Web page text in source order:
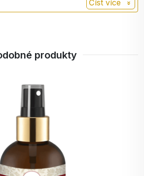
proti oxidačnímu stresu.
organická kyselina, která se
především v jablkách a jiném
Je běžnou složkou potravin a
Číst více
produkty